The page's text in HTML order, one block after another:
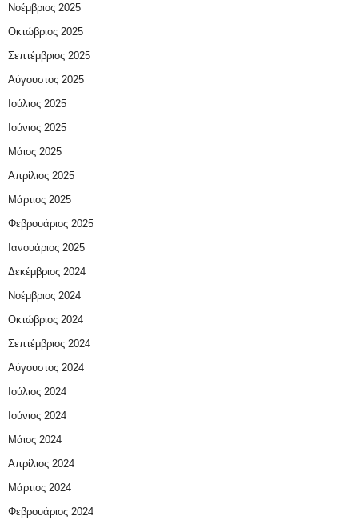
Νοέμβριος 2025
Οκτώβριος 2025
Σεπτέμβριος 2025
Αύγουστος 2025
Ιούλιος 2025
Ιούνιος 2025
Μάιος 2025
Απρίλιος 2025
Μάρτιος 2025
Φεβρουάριος 2025
Ιανουάριος 2025
Δεκέμβριος 2024
Νοέμβριος 2024
Οκτώβριος 2024
Σεπτέμβριος 2024
Αύγουστος 2024
Ιούλιος 2024
Ιούνιος 2024
Μάιος 2024
Απρίλιος 2024
Μάρτιος 2024
Φεβρουάριος 2024